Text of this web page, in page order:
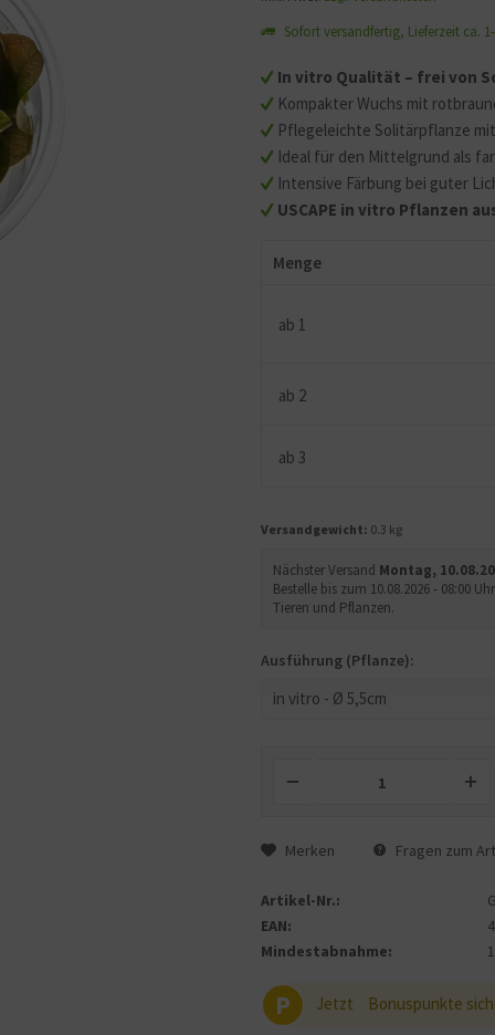
In vitro Qualität – frei von
Kompakter Wuchs mit
Pflegeleichte Solitärpflanze
Ideal für den Mittelgrund als
Intensive Färbung bei guter
USCAPE in vitro Pflanzen
Sofort versandfertig, Lieferzeit ca.
Menge
ab 1
ab 2
ab 3
Versandgewicht: 0.3 kg
Nächster Versand Montag,
Bestelle bis zum 10.08.2026 - 08:00
Tieren und Pflanzen.
Ausführung (Pflanze):
Merken Fragen zum
Artikel-Nr.:
EAN:
Mindestabnahme:
1
P Jetzt Bonuspunkte